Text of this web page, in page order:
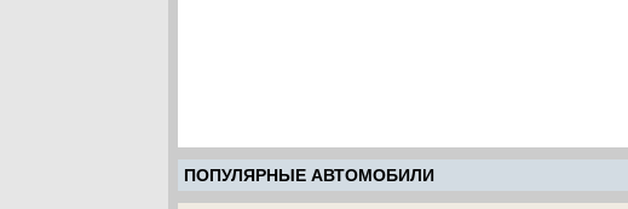
ПОПУЛЯРНЫЕ АВТОМОБИЛИ